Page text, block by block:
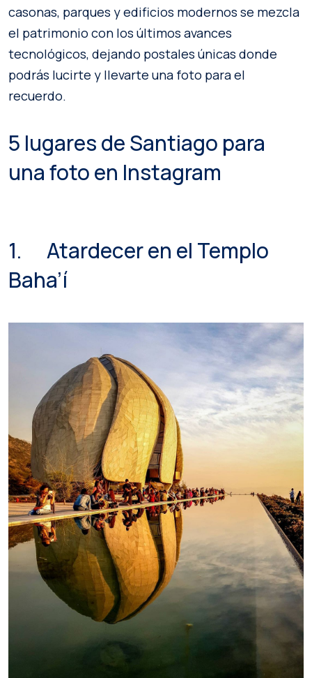
casonas, parques y edificios modernos se mezcla
el patrimonio con los últimos avances
tecnológicos, dejando postales únicas donde
podrás lucirte y llevarte una foto para el
recuerdo.
5 lugares de Santiago para
una foto en Instagram
1. Atardecer en el Templo
Baha’í